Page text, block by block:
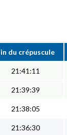
du crépuscule
21:41:11
21:39:39
21:38:05
21:36:30